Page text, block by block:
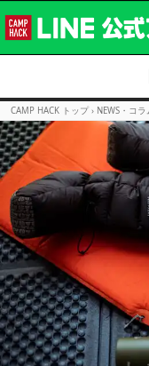
CAMP HACK トップ › NEWS・コ